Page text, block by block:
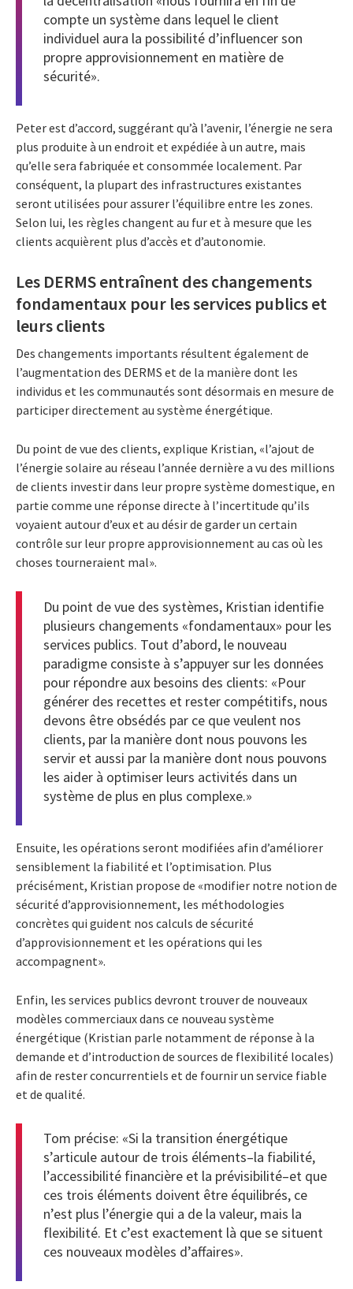
compte un système dans lequel le client
individuel aura la possibilité d’influencer son
propre approvisionnement en matière de
sécurité».
Peter est d’accord, suggérant qu’à l’avenir, l’énergie ne sera
plus produite à un endroit et expédiée à un autre, mais
qu’elle sera fabriquée et consommée localement. Par
conséquent, la plupart des infrastructures existantes
seront utilisées pour assurer l’équilibre entre les zones.
Selon lui, les règles changent au fur et à mesure que les
clients acquièrent plus d’accès et d’autonomie.
Les DERMS entraînent des changements
fondamentaux pour les services publics et
leurs clients
Des changements importants résultent également de
l’augmentation des DERMS et de la manière dont les
individus et les communautés sont désormais en mesure de
participer directement au système énergétique.
Du point de vue des clients, explique Kristian, «l’ajout de
l’énergie solaire au réseau l’année dernière a vu des millions
de clients investir dans leur propre système domestique, en
partie comme une réponse directe à l’incertitude qu’ils
voyaient autour d’eux et au désir de garder un certain
contrôle sur leur propre approvisionnement au cas où les
choses tourneraient mal».
Du point de vue des systèmes, Kristian identifie
plusieurs changements «fondamentaux» pour les
services publics. Tout d’abord, le nouveau
paradigme consiste à s’appuyer sur les données
pour répondre aux besoins des clients: «Pour
générer des recettes et rester compétitifs, nous
devons être obsédés par ce que veulent nos
clients, par la manière dont nous pouvons les
servir et aussi par la manière dont nous pouvons
les aider à optimiser leurs activités dans un
système de plus en plus complexe.»
Ensuite, les opérations seront modifiées afin d’améliorer
sensiblement la fiabilité et l’optimisation. Plus
précisément, Kristian propose de «modifier notre notion de
sécurité d’approvisionnement, les méthodologies
concrètes qui guident nos calculs de sécurité
d’approvisionnement et les opérations qui les
accompagnent».
Enfin, les services publics devront trouver de nouveaux
modèles commerciaux dans ce nouveau système
énergétique (Kristian parle notamment de réponse à la
demande et d’introduction de sources de flexibilité locales)
afin de rester concurrentiels et de fournir un service fiable
et de qualité.
Tom précise: «Si la transition énergétique
s’articule autour de trois éléments–la fiabilité,
l’accessibilité financière et la prévisibilité–et que
ces trois éléments doivent être équilibrés, ce
n’est plus l’énergie qui a de la valeur, mais la
flexibilité. Et c’est exactement là que se situent
ces nouveaux modèles d’affaires».